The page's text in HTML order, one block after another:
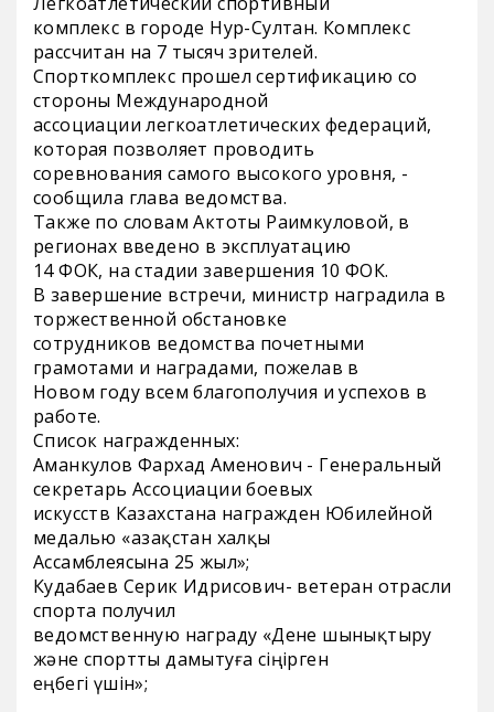
комплекс в городе Нур-Султан. Комплекс
рассчитан на 7 тысяч зрителей.
Спорткомплекс прошел сертификацию со
стороны Международной
ассоциации легкоатлетических федераций,
которая позволяет проводить
соревнования самого высокого уровня, -
сообщила глава ведомства.
Также по словам Актоты Раимкуловой, в
регионах введено в эксплуатацию
14 ФОК, на стадии завершения 10 ФОК.
В завершение встречи, министр наградила в
торжественной обстановке
сотрудников ведомства почетными
грамотами и наградами, пожелав в
Новом году всем благополучия и успехов в
работе.
Список награжденных:
Аманкулов Фархад Аменович - Генеральный
секретарь Ассоциации боевых
искусств Казахстана награжден Юбилейной
медалью «Қазақстан халқы
Ассамблеясына 25 жыл»;
Кудабаев Серик Идрисович- ветеран отрасли
спорта получил
ведомственную награду «Дене шынықтыру
және спортты дамытуға сіңірген
еңбегі үшін»;